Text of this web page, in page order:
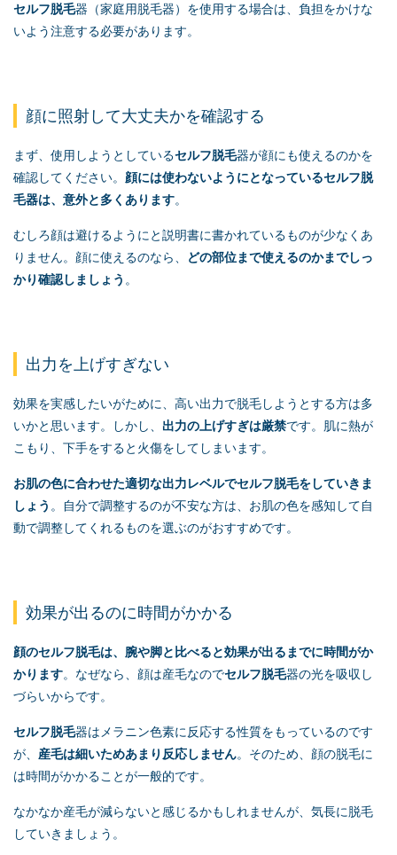
セルフ脱毛器（家庭用脱毛器）を使用する場合は、負担をかけな
いよう注意する必要があります。
顔に照射して大丈夫かを確認する
まず、使用しようとしているセルフ脱毛器が顔にも使えるのかを
確認してください。 顔には使わないようにとなっているセルフ脱
毛器は、意外と多くあります。
むしろ顔は避けるようにと説明書に書かれているものが少なくあ
りません。顔に使えるのなら、
どの部位まで使えるのかまでしっ
かり確認しましょう 。
出力を上げすぎない
効果を実感したいがために、高い出力で脱毛しようとする方は多
いかと思います。しかし、 出力の上げすぎは厳禁です。肌に熱が
こもり、下手をすると火傷をしてしまいます。
お肌の色に合わせた適切な出力レベルでセルフ脱毛をしていきま
しょう 。自分で調整するのが不安な方は、お肌の色を感知して自
動で調整してくれるものを選ぶのがおすすめです。
効果が出るのに時間がかかる
顔のセルフ脱毛は、腕や脚と比べると効果が出るまでに時間がか
かります。なぜなら、顔は産毛なのでセルフ脱毛器の光を吸収し
づらいからです。
セルフ脱毛器はメラニン色素に反応する性質をもっているのです
が、 産毛は細いためあまり反応しません。そのため、顔の脱毛に
は時間がかかることが一般的です。
なかなか産毛が減らないと感じるかもしれませんが、気長に脱毛
していきましょう。